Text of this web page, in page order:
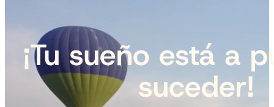
¡Tu sueño está a
suceder!